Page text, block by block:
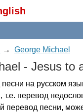
→ George Michael
- Jesus to
на русском
т.е. перевод
перевод песни,